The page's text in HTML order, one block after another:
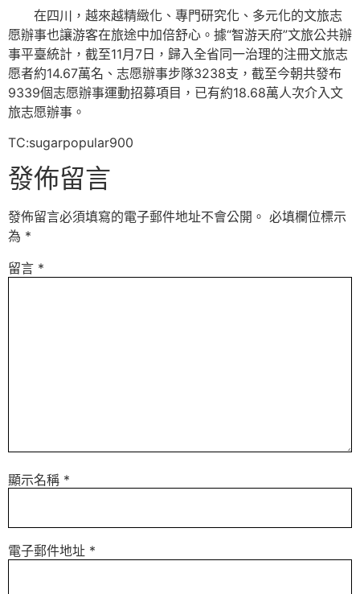
在四川，越來越精緻化、專門研究化、多元化的文旅志
愿辦事也讓游客在旅途中加倍舒心。據“智游天府”文旅公共辦
事平臺統計，截至11月7日，歸入全省同一治理的注冊文旅志
愿者約14.67萬名、志愿辦事步隊3238支，截至今朝共發布
9339個志愿辦事運動招募項目，已有約18.68萬人次介入文
旅志愿辦事。
TC:sugarpopular900
發佈留言
發佈留言必須填寫的電子郵件地址不會公開。 必填欄位標示
為 *
留言 *
顯示名稱 *
電子郵件地址 *